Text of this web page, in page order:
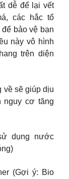
dễ để lại vết
các hắc tố
bảo vệ bạn
này vô hình
trên diện
về sẽ giúp dịu
nguy cơ tăng
dụng nước
(Gợi ý: Bio